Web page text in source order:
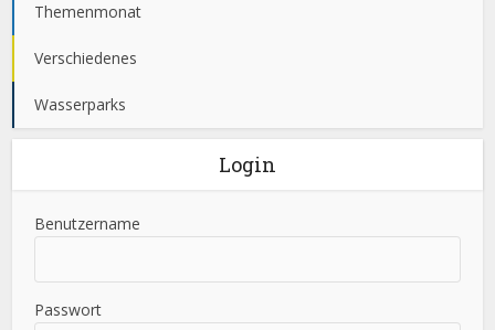
Themenmonat
Verschiedenes
Wasserparks
Login
Benutzername
Passwort